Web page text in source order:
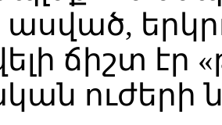
ասված,
ճիշտ էր
ուժերի